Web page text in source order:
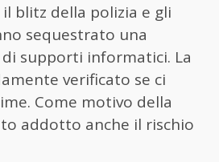
blitz della polizia e gli
sequestrato una
supporti informatici. La
verificato se ci
Come motivo della
addotto anche il rischio